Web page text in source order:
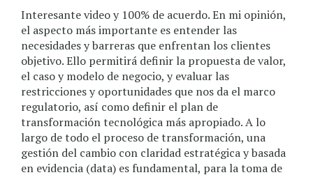
Interesante video y 100% de acuerdo. En mi opinión,
el aspecto más importante es entender las
necesidades y barreras que enfrentan los clientes
objetivo. Ello permitirá definir la propuesta de valor,
el caso y modelo de negocio, y evaluar las
restricciones y oportunidades que nos da el marco
regulatorio, así como definir el plan de
transformación tecnológica más apropiado. A lo
largo de todo el proceso de transformación, una
gestión del cambio con claridad estratégica y basada
en evidencia (data) es fundamental, para la toma de